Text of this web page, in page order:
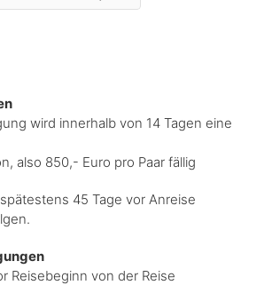
wird innerhalb von 14 Tagen eine
also 850,- Euro pro Paar fällig
45 Tage vor Anreise
Reisebeginn von der Reise